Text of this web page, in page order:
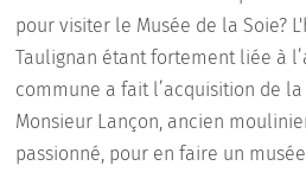
pour visiter le Musée de la Soie?
Taulignan étant fortement liée à
commune a fait l’acquisition de
Monsieur Lançon, ancien
passionné, pour en faire un